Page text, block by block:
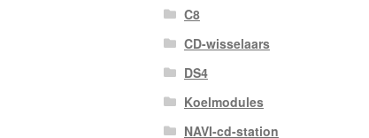
C8
CD-wisselaars
DS4
Koelmodules
NAVI-cd-station